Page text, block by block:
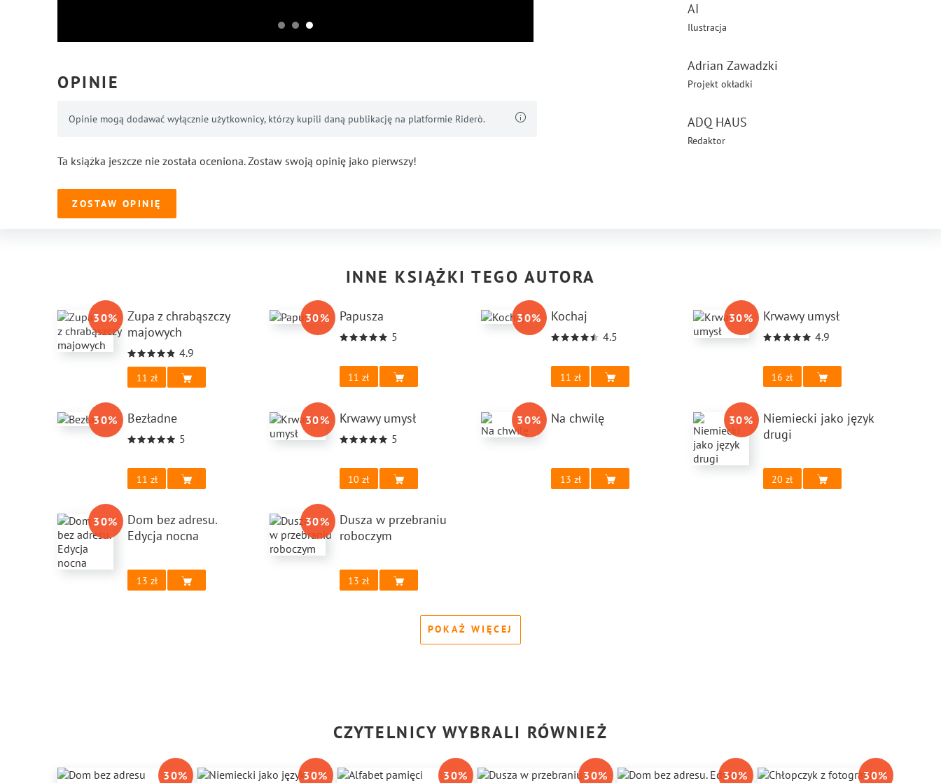
OPINIE
Opinie mogą dodawać wyłącznie użytkownicy, którzy kupili daną publikację na platformie Riderò.
Ta książka jeszcze nie została oceniona. Zostaw swoją opinię jako pierwszy!
ZOSTAW OPINIĘ
AI
Ilustracja
Adrian Zawadzki
Projekt okładki
ADQ HAUS
Redaktor
INNE KSIĄŻKI TEGO AUTORA
30%
Zupa z chrabąszczy
majowych
4.9
11
30% Papusza
5
11
30% Kochaj
4.5
11
30% Krwawy umysł
4.9
16
30% Bezładne
5
11
30% Krwawy umysł
5
10
30% Na chwilę
13
30%
Niemiecki jako język
drugi
20
30%
Dom bez adresu.
Edycja nocna
13
30%
Dusza w przebraniu
roboczym
13
POKAŻ WIĘCEJ
CZYTELNICY WYBRALI RÓWNIEŻ
30% 30% 30% 30% 30% 30%